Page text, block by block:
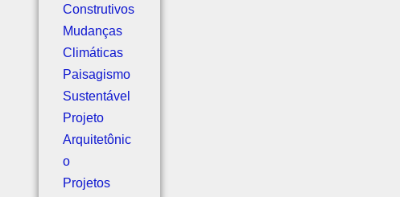
Construtivos
Mudanças
Climáticas
Paisagismo
Sustentável
Projeto
Arquitetônic
o
Projetos